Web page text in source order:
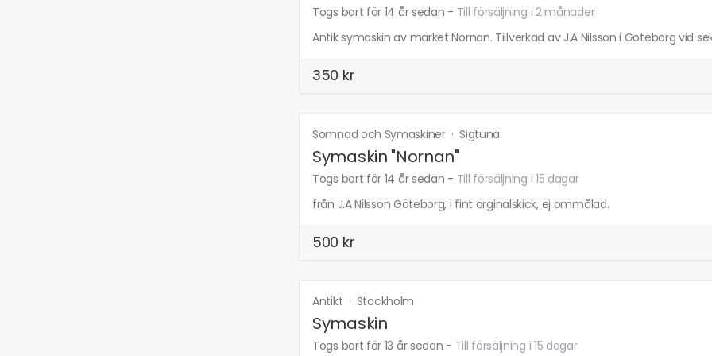
Togs bort för 14 år sedan - Till försäljning i 2 månader
Antik symaskin av märket Nornan. Tillverkad av J.A Nilsson i Göteborg vid
350 kr
Sömnad och Symaskiner ·Sigtuna
Symaskin "Nornan"
Togs bort för 14 år sedan - Till försäljning i 15 dagar
från J.A Nilsson Göteborg, i fint orginalskick, ej ommålad.
500 kr
Antikt · Stockholm
Symaskin
Togs bort för 13 år sedan - Till försäljning i 15 dagar